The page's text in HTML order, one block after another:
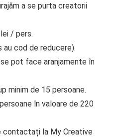
a se purta creatorii
/ pers.
cod de reducere).
pot face aranjamente în
minim de 15 persoane.
în valoare de 220
contactați la My Creative